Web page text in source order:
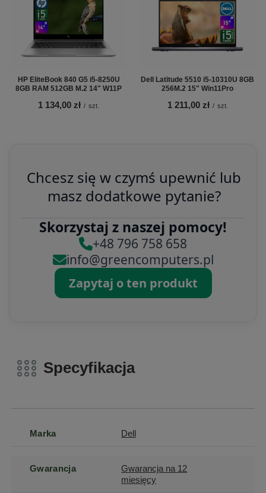
HP EliteBook 840 G5 i5-8250U
8GB RAM 512GB M.2 14" W11P
1 134,00 zł / szt.
Dell Latitude 5510 i5-10310U 8GB
256M.2 15" Win11Pro
1 211,00 zł / szt.
Chcesz się w czymś upewnić lub
masz dodatkowe pytanie?
Skorzystaj z naszej pomocy!
+48 796 758 658
info@greencomputers.pl
Zapytaj o ten produkt
Specyfikacja
Marka Dell
Gwarancja
Gwarancja na 12
miesięcy